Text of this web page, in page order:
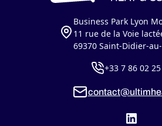
Business Park Lyon
11 rue de la Voie
69370 Saint-Didier-
+33 7 86 02